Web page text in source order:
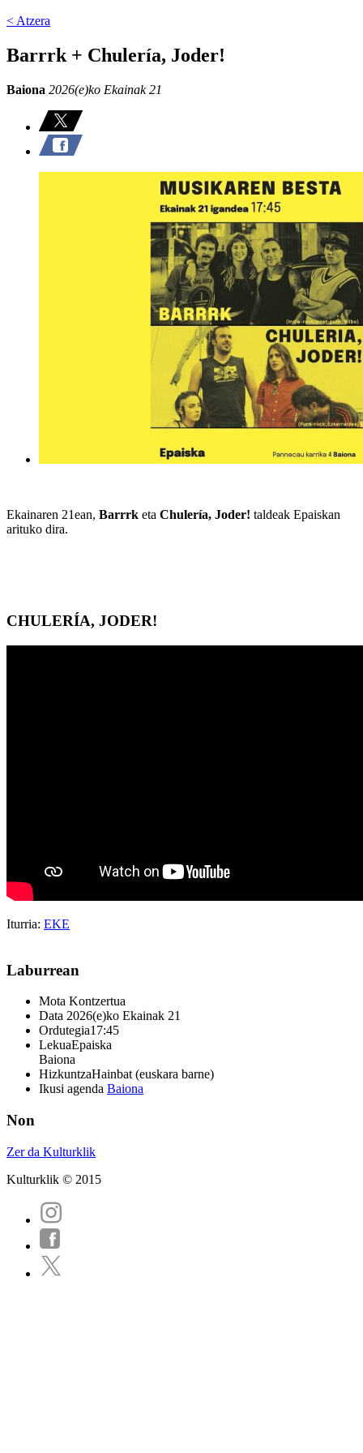
< Atzera
Barrrk + Chulería, Joder!
Baiona 2026(e)ko Ekainak 21
Ekainaren 21ean, Barrrk eta Chulería, Joder! taldeak Epaiskan
arituko dira.
CHULERÍA, JODER!
Iturria: EKE
Laburrean
Mota Kontzertua
Data 2026(e)ko Ekainak 21
Ordutegia17:45
LekuaEpaiska
Baiona
HizkuntzaHainbat (euskara barne)
Ikusi agenda Baiona
Non
Zer da Kulturklik
Kulturklik © 2015